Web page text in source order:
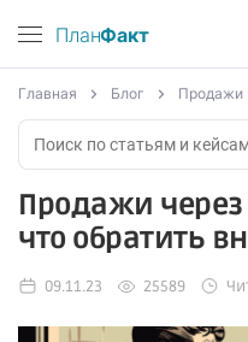
ПланФакт
Главная Блог Продажи
Продажи
что обратить
09.11.23 25589